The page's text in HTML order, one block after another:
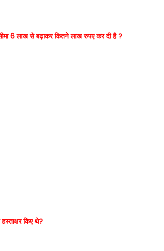
6 लाख से बढ़ाकर कितने लाख रुपए कर दी है ?
किए थे?